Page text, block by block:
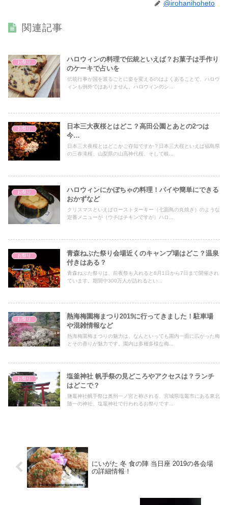
@irohanihoheto
関連記事
お祭り
ハロウィンの料理で伝統といえば？お菓子は手作り
のケーキで占いを
伝統行事が国を渡るごとに姿を変えるのはよくあることで、ハロウ
ィンも例外ではありません。ハロウィンのシ...
お祭り
日本三大夜桜とはどこ？高田公園とあとの2つは
今…
日本三大夜桜とはどこかご存知ですか？日本三大桜といえば福島県
の三春滝桜、山梨県の山高神代桜、そして岐...
お祭り
ハロウィンにかぼちゃの料理！パイや簡単にできる
おかずなど
クリスマスといえばローストターキー（七面鳥の丸焼き）のような
定番メニューが（ウチはチキンですが）ハロ...
お祭り
青森ねぶた祭り会場近くのキャンプ場はどこ？温泉
付きはある？
青森ねぶた祭りは、前夜祭も入れると8月1日から7日まで開催され
ています。期間中300万人が訪れるとい...
お祭り
熱海梅園梅まつり2019に行ってきました！駐車場
や混雑情報など
熱海梅園梅まつりの魅力は、なんといっても園内一面に広がった梅
とその香りが魅力です。園内は多種多様な梅...
お祭り
塩釜神社 帆手祭の見どころやアクセスは？ランチ
はどこで？
鹽竈神社帆手祭は奥州一ノ宮と称される、宮城県塩竈市にある東北
随一の神社、塩竈神社で行われるお祭りです...
にいがた 冬 食の陣 当日座 2019の各会場
の詳細情報！